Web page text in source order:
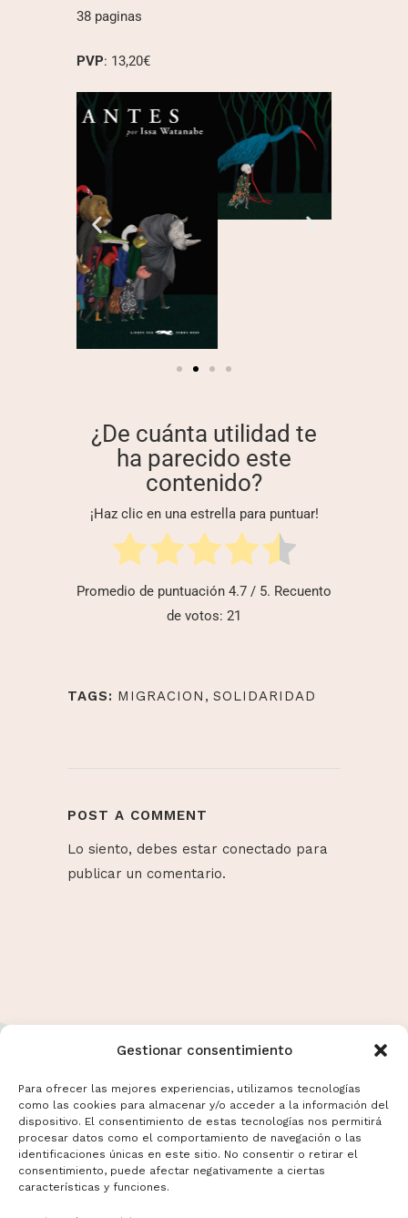
Gestionar consentimiento
Para ofrecer las mejores experiencias, utilizamos tecnologías
como las cookies para almacenar y/o acceder a la información del
dispositivo. El consentimiento de estas tecnologías nos permitirá
procesar datos como el comportamiento de navegación o las
identificaciones únicas en este sitio. No consentir o retirar el
consentimiento, puede afectar negativamente a ciertas
características y funciones.
38 paginas
PVP: 13,20€
¿De cuánta utilidad te
ha parecido este
contenido?
¡Haz clic en una estrella para puntuar!
Promedio de puntuación 4.7 / 5. Recuento
de votos: 21
TAGS: MIGRACION , SOLIDARIDAD
POST A COMMENT
Lo siento, debes estar conectado para
publicar un comentario.
Términos y Condiciones
Aviso Legal
Politicas de Cookies